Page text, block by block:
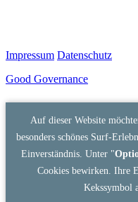
Impressum Datenschutz
Good Governance
Auf dieser Website
besonders schönes Surf-
Einverständnis. Unter "
Cookies bewirken. Ihre
Kekssymbol